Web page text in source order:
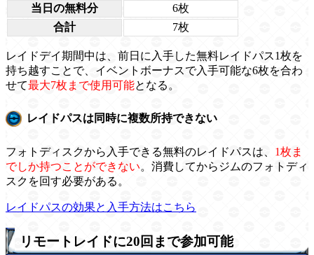
当日の無料分
6枚
合計
7枚
レイドデイ期間中は、前日に入手した無料レイドパス1枚を
持ち越すことで、イベントボーナスで入手可能な6枚を合わ
せて最大7枚まで使用可能となる。
レイドパスは同時に複数所持できない
フォトディスクから入手できる無料のレイドパスは、 1枚ま
でしか持つことができない。消費してからジムのフォトディ
スクを回す必要がある。
レイドパスの効果と入手方法はこちら
リモートレイドに20回まで参加可能